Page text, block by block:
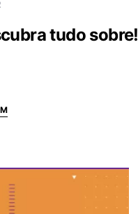
tudo sobre!